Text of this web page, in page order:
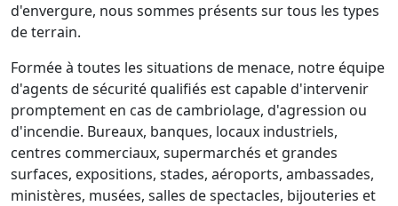
d'envergure, nous sommes présents sur tous les types
de terrain.
Formée à toutes les situations de menace, notre équipe
d'agents de sécurité qualifiés est capable d'intervenir
promptement en cas de cambriolage, d'agression ou
d'incendie. Bureaux, banques, locaux industriels,
centres commerciaux, supermarchés et grandes
surfaces, expositions, stades, aéroports, ambassades,
ministères, musées, salles de spectacles, bijouteries et